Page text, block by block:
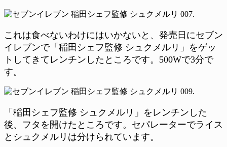
これは食べないわけにはいかないと、発売日にセブン
イレブンで「稲田シェフ監修 シュクメルリ」をゲッ
トしてきてレンチンしたところです。500Wで3分で
す。
「稲田シェフ監修 シュクメルリ」をレンチンした
後、フタを開けたところです。セパレーターでライス
とシュクメルリは分けられています。